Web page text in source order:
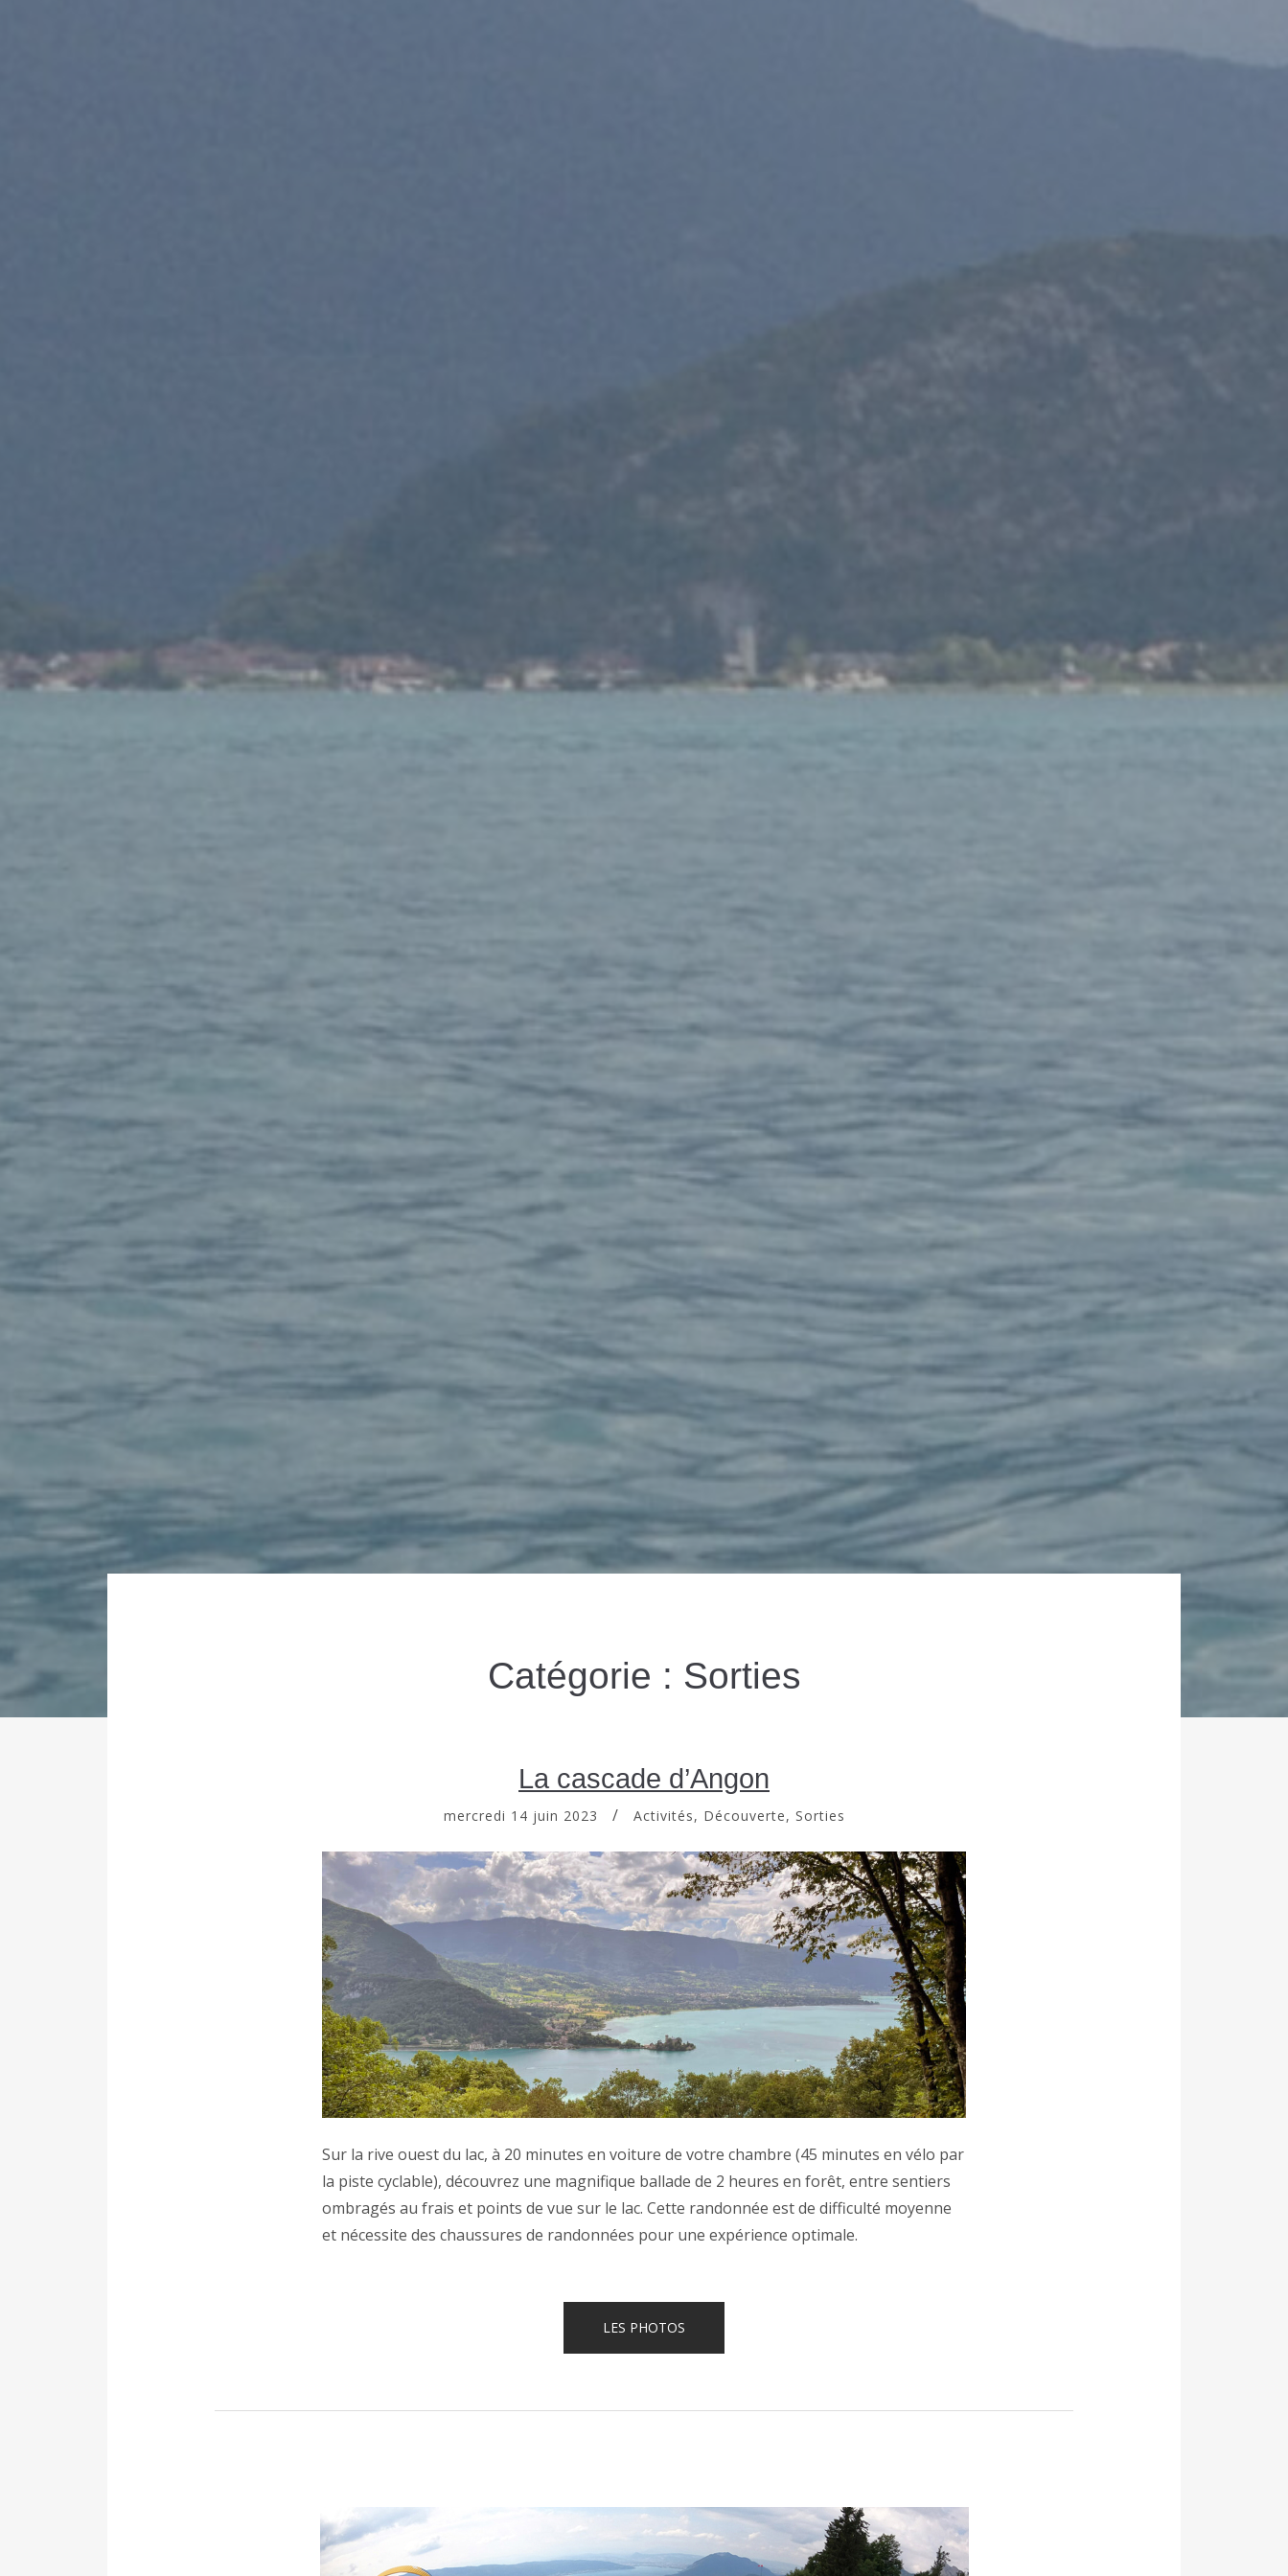
Catégorie : Sorties
La cascade d’Angon
mercredi 14 juin 2023 Activités, Découverte, Sorties
Sur la rive ouest du lac, à 20 minutes en voiture de votre chambre (45 minutes en vélo par
la piste cyclable), découvrez une magnifique ballade de 2 heures en forêt, entre sentiers
ombragés au frais et points de vue sur le lac. Cette randonnée est de difficulté moyenne
et nécessite des chaussures de randonnées pour une expérience optimale.
LES PHOTOS